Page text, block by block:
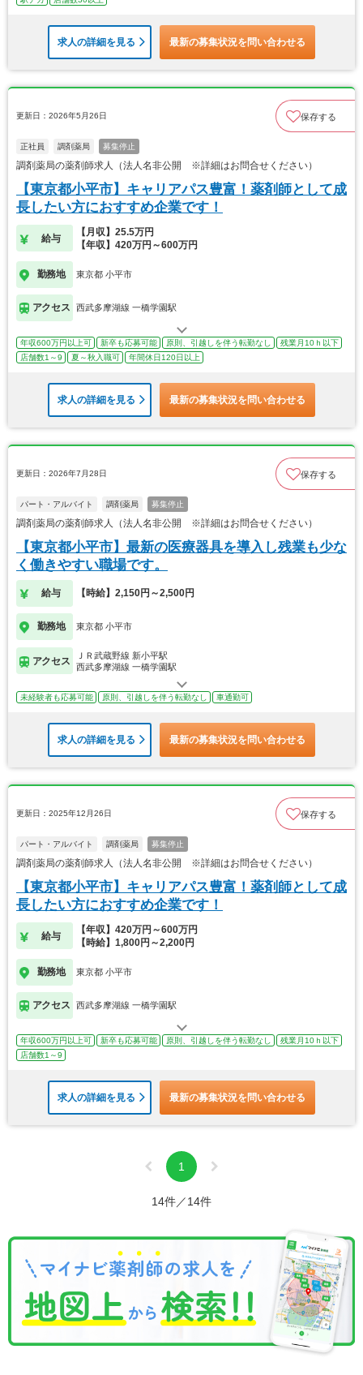
求人の詳細を見る 最新の募集状況を問い合わせる
更新日：2026年5月26日 保存する
正社員 調剤薬局 募集停止
調剤薬局の薬剤師求人（法人名非公開 ※詳細はお問合せください）
【東京都小平市】キャリアパス豊富！薬剤師として成
長したい方におすすめ企業です！
給与
【月収】25.5万円
【年収】420万円～600万円
勤務地 東京都 小平市
アクセス 西武多摩湖線 一橋学園駅
年収600万円以上可 新卒も応募可能 原則、引越しを伴う転勤なし
残業月10ｈ以下
店舗数1～9
夏～秋入職可 年間休日120日以上
求人の詳細を見る 最新の募集状況を問い合わせる
更新日：2026年7月28日 保存する
パート・アルバイト 調剤薬局 募集停止
調剤薬局の薬剤師求人（法人名非公開 ※詳細はお問合せください）
【東京都小平市】最新の医療器具を導入し残業も少な
く働きやすい職場です。
給与 【時給】2,150円～2,500円
勤務地 東京都 小平市
アクセス
ＪＲ武蔵野線 新小平駅
西武多摩湖線 一橋学園駅
未経験者も応募可能 原則、引越しを伴う転勤なし 車通勤可
求人の詳細を見る 最新の募集状況を問い合わせる
更新日：2025年12月26日 保存する
パート・アルバイト 調剤薬局 募集停止
調剤薬局の薬剤師求人（法人名非公開 ※詳細はお問合せください）
【東京都小平市】キャリアパス豊富！薬剤師として成
長したい方におすすめ企業です！
給与
【年収】420万円～600万円
【時給】1,800円～2,200円
勤務地 東京都 小平市
アクセス 西武多摩湖線 一橋学園駅
年収600万円以上可 新卒も応募可能 原則、引越しを伴う転勤なし
残業月10ｈ以下
店舗数1～9
求人の詳細を見る 最新の募集状況を問い合わせる
1
14件／14件